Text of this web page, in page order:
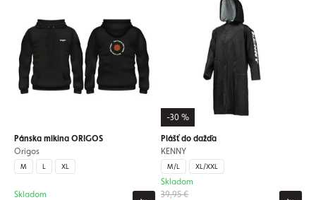
Pánska mikina ORIGOS
Origos
M L XL
Skladom
-30 %
Plášť do dažďa
KENNY
M/L XL/XXL
39,95 €
Skladom